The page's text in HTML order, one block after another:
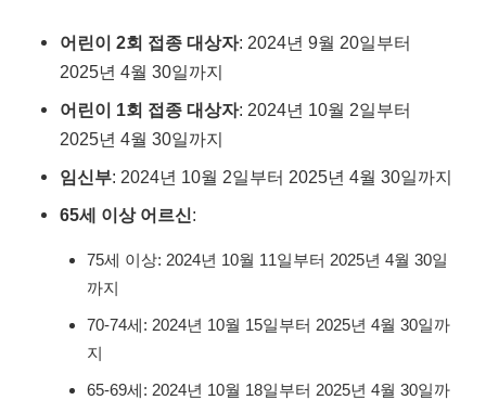
어린이 2회 접종 대상자: 2024년 9월 20일부터
2025년 4월 30일까지
어린이 1회 접종 대상자: 2024년 10월 2일부터
2025년 4월 30일까지
임신부: 2024년 10월 2일부터 2025년 4월 30일까지
65세 이상 어르신:
75세 이상: 2024년 10월 11일부터 2025년 4월 30일
까지
70-74세: 2024년 10월 15일부터 2025년 4월 30일까
지
65-69세: 2024년 10월 18일부터 2025년 4월 30일까